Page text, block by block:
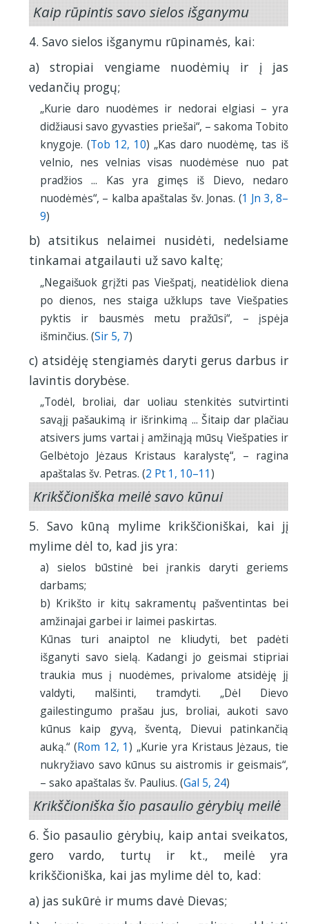
Kaip rūpintis savo sielos išganymu
4. Savo sielos išganymu rūpinamės, kai:
a) stropiai vengiame nuodėmių ir į jas
vedančių progų;
„Kurie daro nuodėmes ir nedorai elgiasi – yra
didžiausi savo gyvasties priešai“, – sakoma Tobito
knygoje. (Tob 12, 10) „Kas daro nuodėmę, tas iš
velnio, nes velnias visas nuodėmėse nuo pat
pradžios ... Kas yra gimęs iš Dievo, nedaro
nuodėmės“, – kalba apaštalas šv. Jonas. (1 Jn 3, 8–
9)
b) atsitikus nelaimei nusidėti, nedelsiame
tinkamai atgailauti už savo kaltę;
„Negaišuok grįžti pas Viešpatį, neatidėliok diena
po dienos, nes staiga užklups tave Viešpaties
pyktis ir bausmės metu pražūsi“, – įspėja
išminčius. (Sir 5, 7)
c) atsidėję stengiamės daryti gerus darbus ir
lavintis dorybėse.
„Todėl, broliai, dar uoliau stenkitės sutvirtinti
savąjį pašaukimą ir išrinkimą ... Šitaip dar plačiau
atsivers jums vartai į amžinąją mūsų Viešpaties ir
Gelbėtojo Jėzaus Kristaus karalystę“, – ragina
apaštalas šv. Petras. (2 Pt 1, 10–11)
Krikščioniška meilė savo kūnui
5. Savo kūną mylime krikščioniškai, kai jį
mylime dėl to, kad jis yra:
a) sielos būstinė bei įrankis daryti geriems
darbams;
b) Krikšto ir kitų sakramentų pašventintas bei
amžinajai garbei ir laimei paskirtas.
Kūnas turi anaiptol ne kliudyti, bet padėti
išganyti savo sielą. Kadangi jo geismai stipriai
traukia mus į nuodėmes, privalome atsidėję jį
valdyti, malšinti, tramdyti. „Dėl Dievo
gailestingumo prašau jus, broliai, aukoti savo
kūnus kaip gyvą, šventą, Dievui patinkančią
auką.“ (Rom 12, 1) „Kurie yra Kristaus Jėzaus, tie
nukryžiavo savo kūnus su aistromis ir geismais“,
– sako apaštalas šv. Paulius. (Gal 5, 24)
Krikščioniška šio pasaulio gėrybių meilė
6. Šio pasaulio gėrybių, kaip antai sveikatos,
gero vardo, turtų ir kt., meilė yra
krikščioniška, kai jas mylime dėl to, kad:
a) jas sukūrė ir mums davė Dievas;